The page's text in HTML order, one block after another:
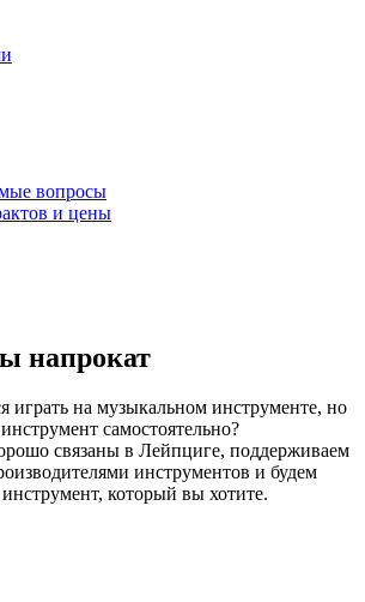
вопросы
и цены
напрокат
играть на музыкальном инструменте, но
самостоятельно?
связаны в Лейпциге, поддерживаем
инструментов и будем
который вы хотите.